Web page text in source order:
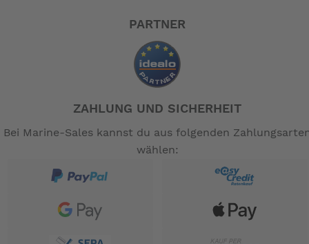
PARTNER
ZAHLUNG UND SICHERHEIT
Bei Marine-Sales kannst du aus folgenden
wählen: